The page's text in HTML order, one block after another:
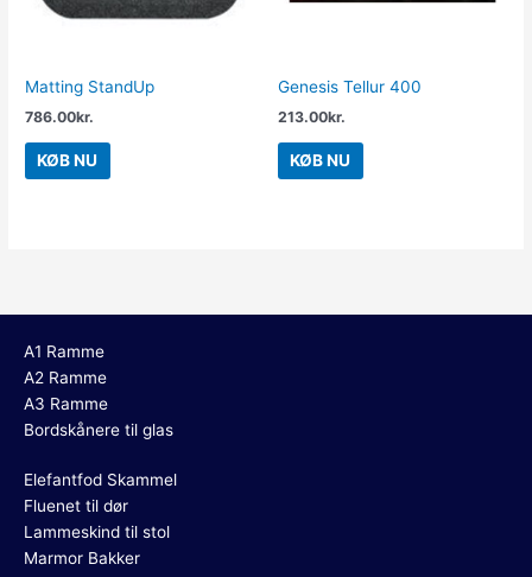
Matting StandUp
786.00kr.
KØB NU
Genesis Tellur 400
213.00kr.
KØB NU
A1 Ramme
A2 Ramme
A3 Ramme
Bordskånere til glas
Elefantfod Skammel
Fluenet til dør
Lammeskind til stol
Marmor Bakker